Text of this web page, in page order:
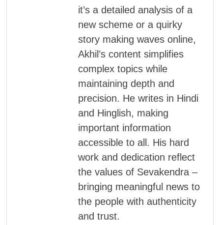
it’s a detailed analysis of a
new scheme or a quirky
story making waves online,
Akhil’s content simplifies
complex topics while
maintaining depth and
precision. He writes in Hindi
and Hinglish, making
important information
accessible to all. His hard
work and dedication reflect
the values of Sevakendra –
bringing meaningful news to
the people with authenticity
and trust.